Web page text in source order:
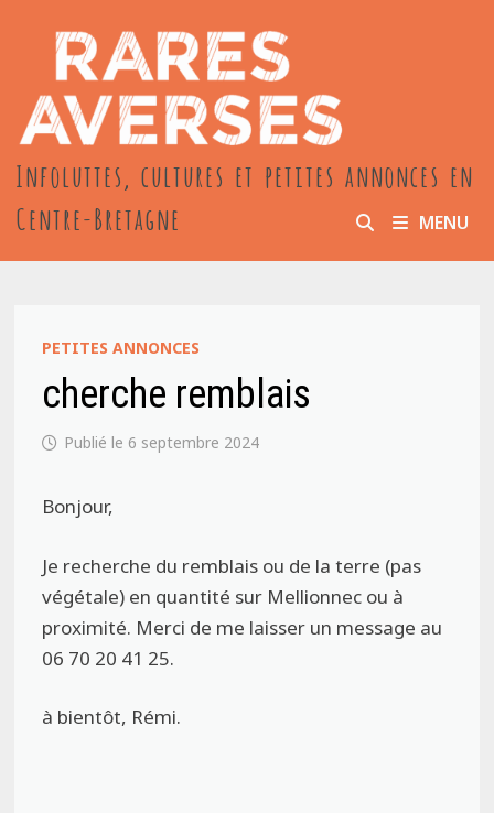
contenu
Infoluttes, cultures et petites annonces en
Centre-Bretagne
MENU
PETITES ANNONCES
cherche remblais
6 septembre 2024
Bonjour,
Je recherche du remblais ou de la terre (pas
végétale) en quantité sur Mellionnec ou à
proximité. Merci de me laisser un message au
06 70 20 41 25.
à bientôt, Rémi.